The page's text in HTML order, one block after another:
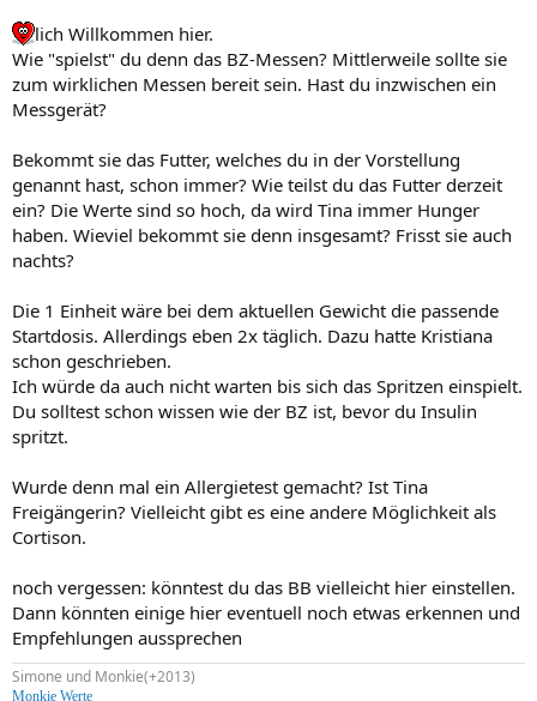
lich Willkommen hier.
Wie "spielst" du denn das BZ-Messen? Mittlerweile sollte sie
zum wirklichen Messen bereit sein. Hast du inzwischen ein
Messgerät?
Bekommt sie das Futter, welches du in der Vorstellung
genannt hast, schon immer? Wie teilst du das Futter derzeit
ein? Die Werte sind so hoch, da wird Tina immer Hunger
haben. Wieviel bekommt sie denn insgesamt? Frisst sie auch
nachts?
Die 1 Einheit wäre bei dem aktuellen Gewicht die passende
Startdosis. Allerdings eben 2x täglich. Dazu hatte Kristiana
schon geschrieben.
Ich würde da auch nicht warten bis sich das Spritzen einspielt.
Du solltest schon wissen wie der BZ ist, bevor du Insulin
spritzt.
Wurde denn mal ein Allergietest gemacht? Ist Tina
Freigängerin? Vielleicht gibt es eine andere Möglichkeit als
Cortison.
noch vergessen: könntest du das BB vielleicht hier einstellen.
Dann könnten einige hier eventuell noch etwas erkennen und
Empfehlungen aussprechen
Simone und Monkie(+2013)
Monkie Werte